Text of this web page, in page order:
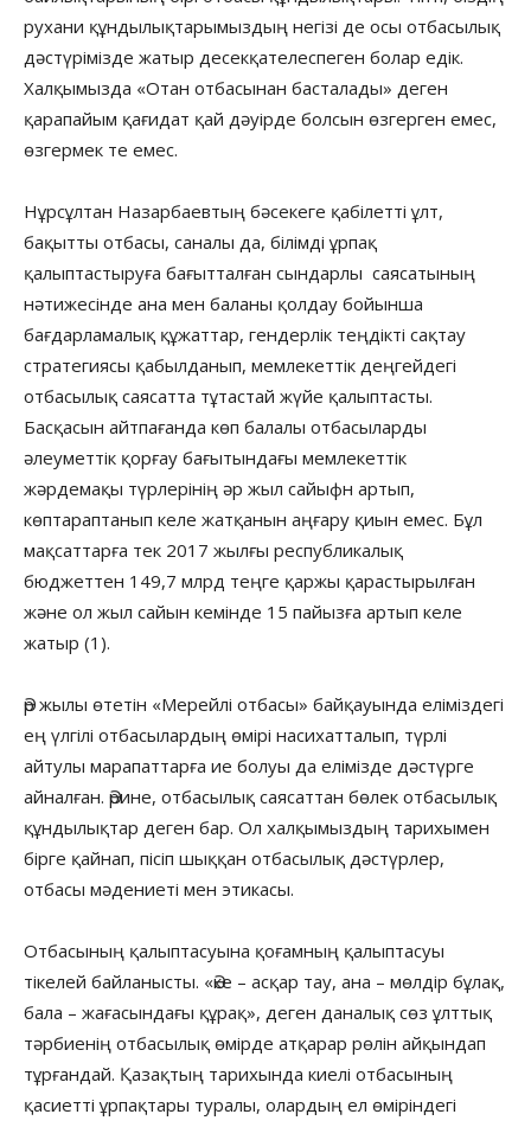
рухани құндылықтарымыздың негізі де осы отбасылық
дәстүрімізде жатыр десекқателеспеген болар едік.
Халқымызда «Отан отбасынан басталады» деген
қарапайым қағидат қай дәуірде болсын өзгерген емес,
өзгермек те емес.
Нұрсұлтан Назарбаевтың бәсекеге қабілетті ұлт,
бақытты отбасы, саналы да, білімді ұрпақ
қалыптастыруға бағытталған сындарлы саясатының
нәтижесінде ана мен баланы қолдау бойынша
бағдарламалық құжаттар, гендерлік теңдікті сақтау
стратегиясы қабылданып, мемлекеттік деңгейдегі
отбасылық саясатта тұтастай жүйе қалыптасты.
Басқасын айтпағанда көп балалы отбасыларды
әлеуметтік қорғау бағытындағы мемлекеттік
жәрдемақы түрлерінің әр жыл сайыфн артып,
көптараптанып келе жатқанын аңғару қиын емес. Бұл
мақсаттарға тек 2017 жылғы республикалық
бюджеттен 149,7 млрд теңге қаржы қарастырылған
және ол жыл сайын кемінде 15 пайызға артып келе
жатыр (1).
Әр жылы өтетін «Мерейлі отбасы» байқауында еліміздегі
ең үлгілі отбасылардың өмірі насихатталып, түрлі
айтулы марапаттарға ие болуы да елімізде дәстүрге
айналған. Әрине, отбасылық саясаттан бөлек отбасылық
құндылықтар деген бар. Ол халқымыздың тарихымен
бірге қайнап, пісіп шыққан отбасылық дәстүрлер,
отбасы мәдениеті мен этикасы.
Отбасының қалыптасуына қоғамның қалыптасуы
тікелей байланысты. «Әке – асқар тау, ана – мөлдір бұлақ,
бала – жағасындағы құрақ», деген даналық сөз ұлттық
тәрбиенің отбасылық өмірде атқарар рөлін айқындап
тұрғандай. Қазақтың тарихында киелі отбасының
қасиетті ұрпақтары туралы, олардың ел өміріндегі